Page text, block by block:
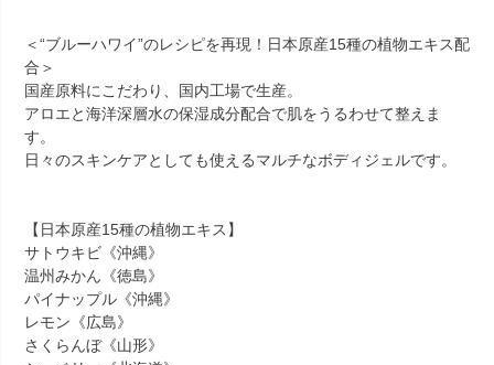
＜“ブルーハワイ”のレシピを再現！日本原産15種の植物エキス配
合＞
国産原料にこだわり、国内工場で生産。
アロエと海洋深層水の保湿成分配合で肌をうるわせて整えま
す。
日々のスキンケアとしても使えるマルチなボディジェルです。
【日本原産15種の植物エキス】
サトウキビ《沖縄》
温州みかん《徳島》
パイナップル《沖縄》
レモン《広島》
さくらんぼ《山形》